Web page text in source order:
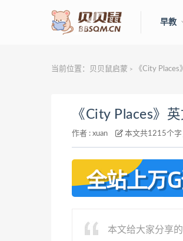
早教
当前位置： 贝贝鼠启蒙 > 《City
《City Places》
作者 : xuan 本文共1215个
本文给大家分享